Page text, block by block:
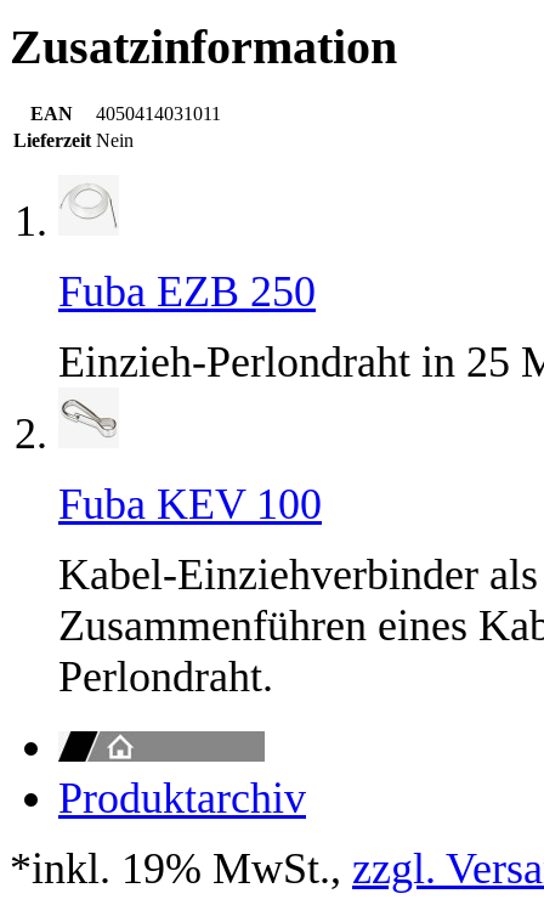
Zusatzinformation
EAN
4050414031011
Lieferzeit Nein
Fuba EZB 250
Einzieh-Perlondraht in 25
Fuba KEV 100
Kabel-Einziehverbinder
Zusammenführen eines
Perlondraht.
Produktarchiv
*inkl. 19% MwSt., zzgl.